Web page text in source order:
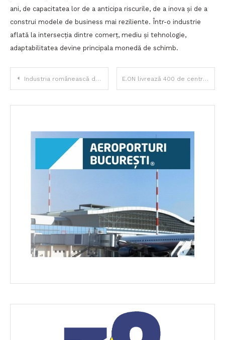
ani, de capacitatea lor de a anticipa riscurile, de a inova și de a
construi modele de business mai reziliente. Într-o industrie
aflată la intersecția dintre comerț, mediu și tehnologie,
adaptabilitatea devine principala monedă de schimb.
Navigare
în
Industria românească de jocuri video a generat peste 343 milioane de euro în 2024 E.ON livrează 400 de centrale fotovoltaice pentru companii, cu o investiție totală de peste 75 de milioane de euro